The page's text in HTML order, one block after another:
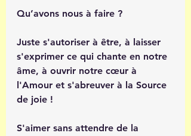
Qu’avons nous à faire ?
Juste s'autoriser à être, à laisser
s'exprimer ce qui chante en notre
âme, à ouvrir notre cœur à
l'Amour et s'abreuver à la Source
de joie !
S'aimer sans attendre de la